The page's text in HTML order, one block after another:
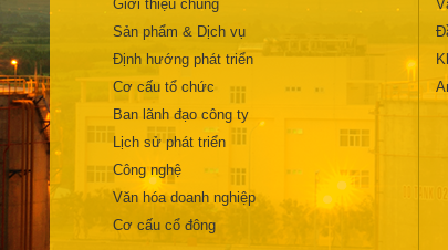
Giới thiệu chung
Sản phẩm & Dịch vụ
Định hướng phát triển
Cơ cấu tổ chức
Ban lãnh đạo công ty
Lịch sử phát triển
Công nghệ
Văn hóa doanh nghiệp
Cơ cấu cổ đông